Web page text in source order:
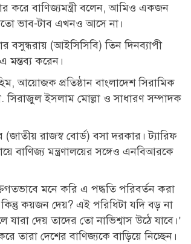
করে বাণিজ্যমন্ত্রী বলেন, আমিও একজন
মতো ভাব-টাব এখনও আসে না।
বসুন্ধরায় (আইসিসিবি) তিন দিনব্যাপী
মন্তব্য করেন।
আয়োজক প্রতিষ্ঠান বাংলাদেশ সিরামিক
সিরাজুল ইসলাম মোল্লা ও সাধারণ সম্পাদক
রাজস্ব বোর্ড) বসা দরকার। ট্যারিফ
বাণিজ্য মন্ত্রণালয়ের সঙ্গেও এনবিআরকে
মনে করি এ পদ্ধতি পরিবর্তন করা
কয়জন দেয়? এই পরিধিটা যদি বড় না
দেয় তাদের তো নাভিশ্বাস উঠে যাবে।’
তারা দেশের বাণিজ্যকে বাড়িয়ে নিচ্ছেন।